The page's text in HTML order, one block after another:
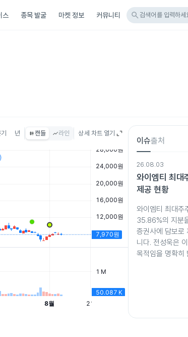
스 종목 발굴 마켓 정보 커뮤니티 search 검색어를 입력하세
년 캔들 라인 상세 차트 열기
이슈출처
26.08.03
와이엠티 최대
제공 현황
와이엠티 최대주
35.86%의 지분
증권사에 담보로
니다. 전성욱은
목적임을 명확히